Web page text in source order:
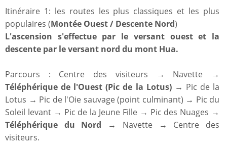
Itinéraire 1: les routes les plus classiques et les plus
populaires (Montée Ouest / Descente Nord)
L'ascension s'effectue par le versant ouest et la
descente par le versant nord du mont Hua.
Parcours : Centre des visiteurs → Navette →
Téléphérique de l'Ouest (Pic de la Lotus)→ Pic de la
Lotus → Pic de l'Oie sauvage (point culminant) → Pic du
Soleil levant → Pic de la Jeune Fille → Pic des Nuages →
Téléphérique du Nord → Navette → Centre des
visiteurs.